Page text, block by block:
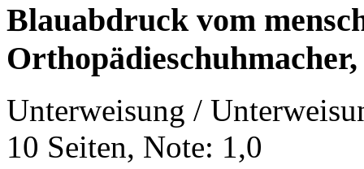
Blauabdruck vom
Unterweisung /
10 Seiten, Note: 1,0